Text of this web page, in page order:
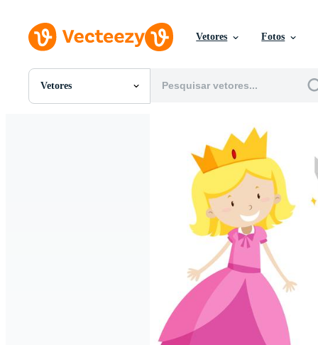
Vetores Fotos
Vetores
Todas Imagens